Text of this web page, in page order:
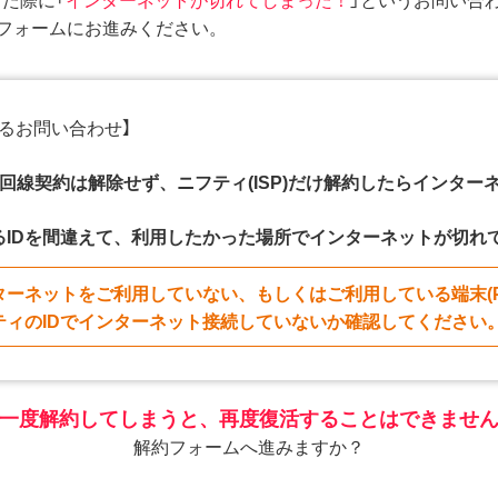
ームにお進みください。
お問い合わせ】
線契約は解除せず、ニフティ(ISP)だけ解約したらインター
IDを間違えて、利用したかった場所でインターネットが切れ
ーネットをご利用していない、もしくはご利用している端末
ィのIDでインターネット接続していないか確認してください
度解約してしまうと、再度復活することはできませ
解約フォームへ進みますか？